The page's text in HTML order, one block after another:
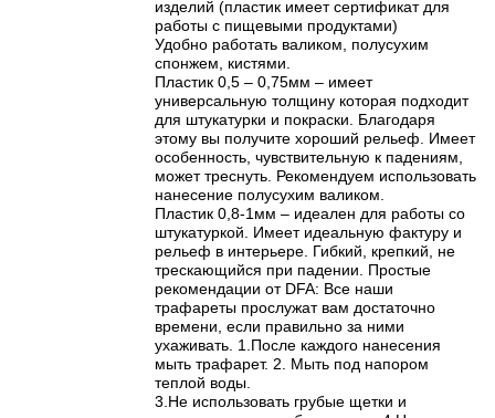
изделий (пластик имеет сертификат для
работы с пищевыми продуктами)
Удобно работать валиком, полусухим
спонжем, кистями.
Пластик 0,5 – 0,75мм – имеет
универсальную толщину которая подходит
для штукатурки и покраски. Благодаря
этому вы получите хороший рельеф. Имеет
особенность, чувствительную к падениям,
может треснуть. Рекомендуем использовать
нанесение полусухим валиком.
Пластик 0,8-1мм – идеален для работы со
штукатуркой. Имеет идеальную фактуру и
рельеф в интерьере. Гибкий, крепкий, не
трескающийся при падении. Простые
рекомендации от DFA: Все наши
трафареты прослужат вам достаточно
времени, если правильно за ними
ухаживать. 1.После каждого нанесения
мыть трафарет. 2. Мыть под напором
теплой воды.
3.Не использовать грубые щетки и